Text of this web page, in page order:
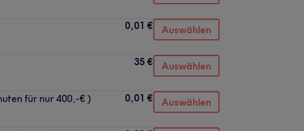
0,01 € Auswählen
35 € Auswählen
für nur 400,-€ )
0,01 € Auswählen